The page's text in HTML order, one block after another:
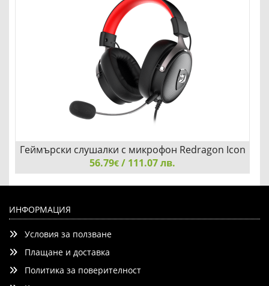
BK
Геймърски слушалки с микрофон Redragon Icon
H520-BK
56.79€ / 111.07 лв.
ИНФОРМАЦИЯ
Условия за ползване
Плащане и доставка
Политика за поверителност